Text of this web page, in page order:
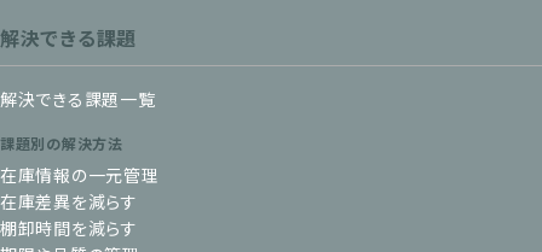
解決できる課題
解決できる課題一覧
課題別の解決方法
在庫情報の一元管理
在庫差異を減らす
棚卸時間を減らす